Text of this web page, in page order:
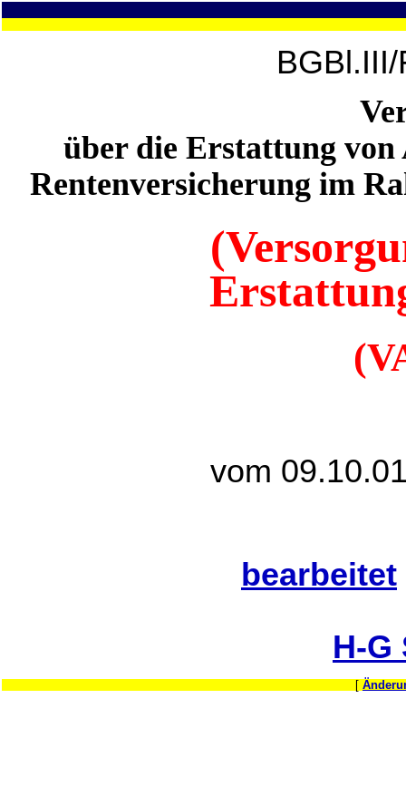
über die Erstattung
Rentenversicherung im
vom
bearbeitet
H-G
[